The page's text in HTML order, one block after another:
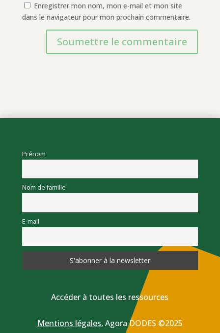
Enregistrer mon nom, mon e-mail et mon site
dans le navigateur pour mon prochain commentaire.
Soumettre le commentaire
Prénom
Nom de famille
E-mail
Accéder à toutes les ressources
Mentions légales, Agora DODES ©2025